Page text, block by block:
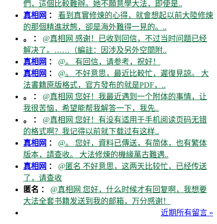
們，這個比較難辦。她不願意學大法，即使是..
真相网 ： 看到真實修煉的心得，就會想起以前大陸修煉
的那個精進狀態，卻是海外難得一見的。..
。 ： @真相网 感谢！已收到回信，不过当时问题已经
解决了。……（編註：因涉及另外空間附..
真相网 ： @。 有回信，请参考，祝好！
真相网 ： @。 不好意思，最近比較忙，遲復見諒。 大
法書籍原版格式，官方發布的就是PDF，..
。 ： @真相网 您好！我最近遇到一个附体的事情，让
我很苦恼，希望能帮我解答一下，我先..
。 ： @真相网 您好！有没有适用于手机阅读页码无错
的格式啊？我记得以前就下载过有这样..
真相网 ： @。 您好，資料已傳送，有简体，也有繁体
版本，請查收。 大法修煉的機緣萬古難遇..
真相网 ： @匿名 不好意思，这两天比较忙，已经传送
了，请查收
匿名 ： @真相网 您好，什么时候才有回复啊，我想要
大法全套书籍发送到我的邮箱，万分感谢！
近期所有留言 »